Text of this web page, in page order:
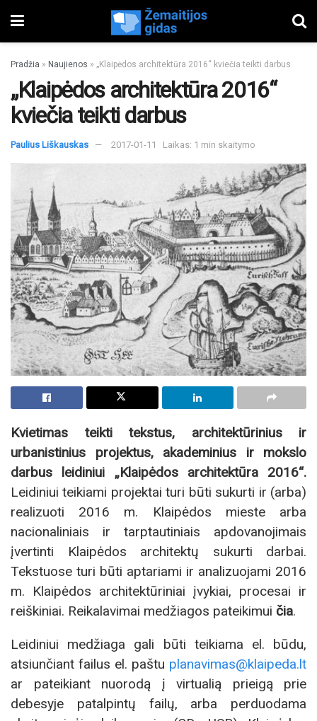
Pradžia » Naujienos » „Klaipėdos architektūra 2016“ kviečia teikti darbus
„Klaipėdos architektūra 2016“
kviečia teikti darbus
Paulius Liškauskas 2017-01-11 Laikas: 1 min skaitymo
Kvietimas teikti tekstus, architektūrinius ir
urbanistinius projektus, akademinius ir mokslo
darbus leidiniui „Klaipėdos architektūra 2016“.
Leidiniui teikiami projektai turi būti sukurti ir (arba)
realizuoti 2016 m. Klaipėdos mieste arba
nacionaliniais ir tarptautiniais apdovanojimais
įvertinti Klaipėdos architektų sukurti darbai.
Tekstuose turi būti aptariami ir analizuojami 2016
m. Klaipėdos architektūriniai įvykiai, procesai ir
reiškiniai. Reikalavimai medžiagos pateikimui čia.
Leidiniui medžiaga gali būti teikiama el. būdu,
atsiunčiant failus el. paštu planavimas@klaipeda.lt
ar pateikiant nuorodą į virtualią prieigą prie
debesyje patalpintų failų, arba perduodama